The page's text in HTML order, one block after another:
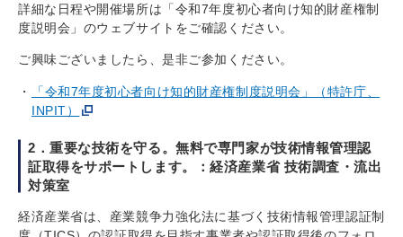
詳細な日程や開催場所は「令和7年度初心者向け知的財産権制
度説明会」のウェブサイトをご確認ください。
ご興味ございましたら、是非ご参加ください。
「令和7年度初心者向け知的財産権制度説明会」（特許庁、
INPIT）
2．重要な技術を守る。無料で専門家が技術情報管理認
証取得をサポートします。：経済産業省 技術調査・流出
対策室
経済産業省は、産業競争力強化法に基づく技術情報管理認証制